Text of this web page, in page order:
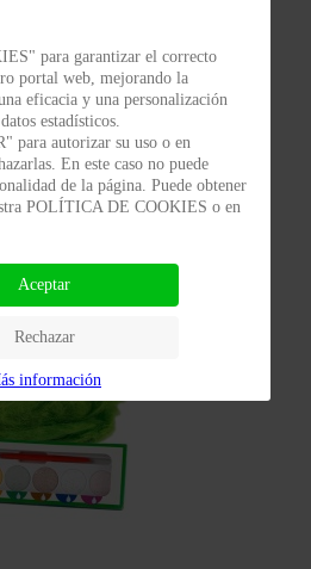
para garantizar el correcto
portal web, mejorando la
eficacia y una personalización
estadísticos.
para autorizar su uso o en
En este caso no puede
de la página. Puede obtener
POLÍTICA DE COOKIES o en
Aceptar
Rechazar
información